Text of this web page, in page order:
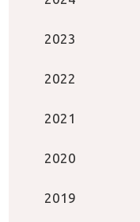
2023
2022
2021
2020
2019